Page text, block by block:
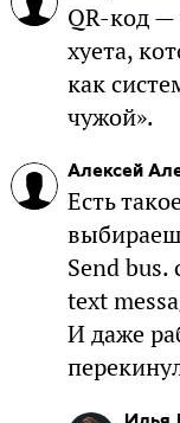
QR-код —
хуета,
как
чужой».
Алексей
Есть
Send
text
И даже